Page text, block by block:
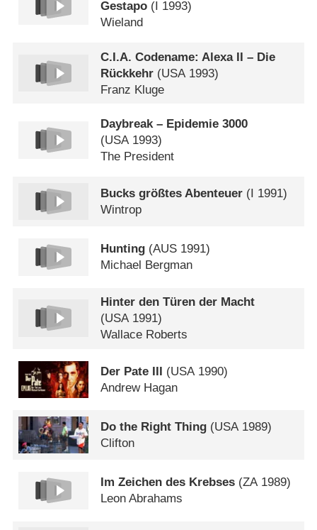
Gestapo (I 1993)
Wieland
C.I.A. Codename: Alexa II – Die
Rückkehr (USA 1993)
Franz Kluge
Daybreak – Epidemie 3000
(USA1993)
The President
Bucks größtes Abenteuer (I 1991)
Wintrop
Hunting (AUS 1991)
Michael Bergman
Hinter den Türen der Macht
(USA1991)
Wallace Roberts
Der Pate III (USA1990)
Andrew Hagan
Do the Right Thing (USA1989)
Clifton
Im Zeichen des Krebses (ZA1989)
Leon Abrahams